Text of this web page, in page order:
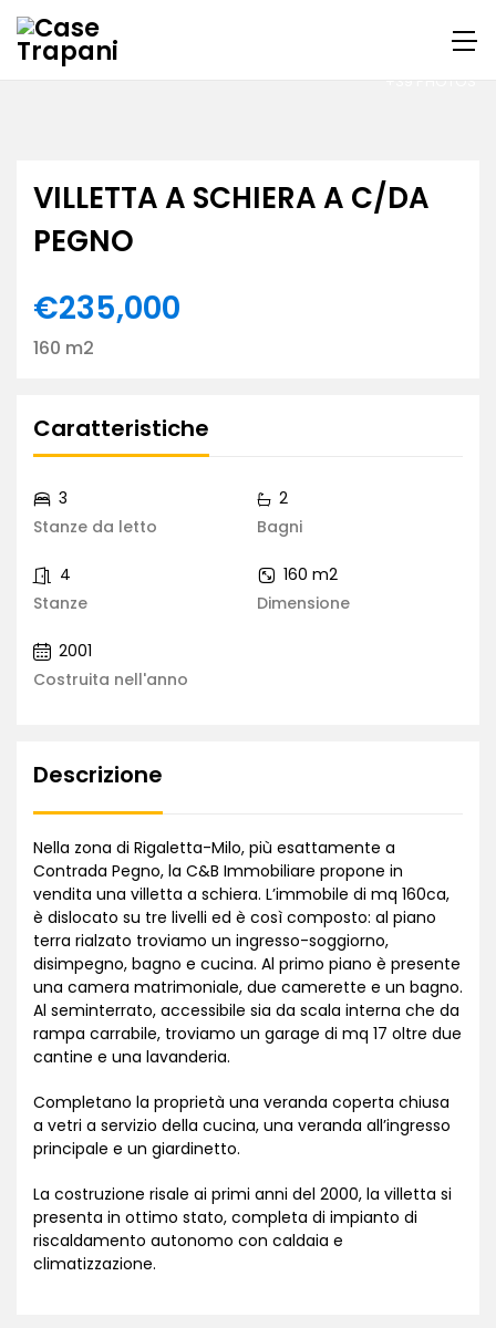
VILLETTA A SCHIERA A C/DA
PEGNO
€235,000
160 m2
Caratteristiche
Stanze da letto
3
Bagni
2
Stanze
4
Dimensione
160 m2
Costruita nell'anno
2001
Descrizione
Nella zona di Rigaletta-Milo, più esattamente a
Contrada Pegno, la C&B Immobiliare propone in
vendita una villetta a schiera. L’immobile di mq 160ca,
è dislocato su tre livelli ed è così composto: al piano
terra rialzato troviamo un ingresso-soggiorno,
disimpegno, bagno e cucina. Al primo piano è presente
una camera matrimoniale, due camerette e un bagno.
Al seminterrato, accessibile sia da scala interna che da
rampa carrabile, troviamo un garage di mq 17 oltre due
cantine e una lavanderia.
Completano la proprietà una veranda coperta chiusa
a vetri a servizio della cucina, una veranda all’ingresso
principale e un giardinetto.
La costruzione risale ai primi anni del 2000, la villetta si
presenta in ottimo stato, completa di impianto di
riscaldamento autonomo con caldaia e
climatizzazione.